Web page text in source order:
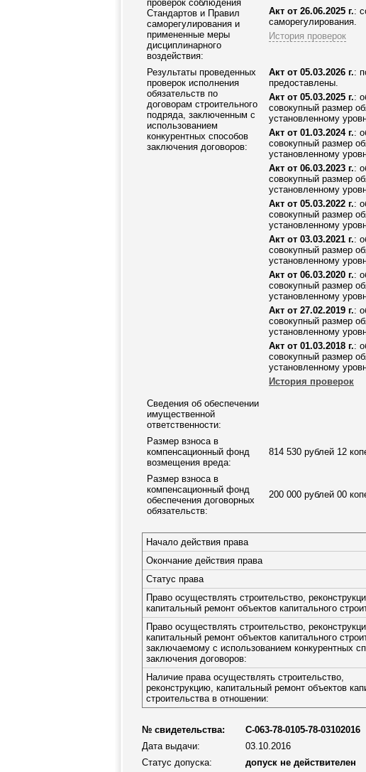
проверок соблюдения
Стандартов и Правил
саморегулирования и
примененные меры
дисциплинарного
воздействия:
Акт от 26.06.2025 г.:
саморегулирования.
История проверок
Результаты проведенных
проверок исполнения
обязательств по
договорам строительного
подряда, заключенным с
использованием
конкурентных способов
заключения договоров:
Акт от 05.03.2026 г.:
предоставлены.
Акт от 05.03.2025 г.:
совокупный размер
установленному
Акт от 01.03.2024 г.:
совокупный размер
установленному
Акт от 06.03.2023 г.:
совокупный размер
установленному
Акт от 05.03.2022 г.:
совокупный размер
установленному
Акт от 03.03.2021 г.:
совокупный размер
установленному
Акт от 06.03.2020 г.:
совокупный размер
установленному
Акт от 27.02.2019 г.:
совокупный размер
установленному
Акт от 01.03.2018 г.:
совокупный размер
установленному
История проверок
Сведения об обеспечении
имущественной
ответственности:
Размер взноса в
компенсационный фонд
возмещения вреда:
814 530 рублей 12
Размер взноса в
компенсационный фонд
обеспечения договорных
обязательств:
200 000 рублей 00
Начало действия права
Окончание действия права
Статус права
Право осуществлять строительство,
капитальный ремонт объектов капитального
Право осуществлять строительство,
капитальный ремонт объектов капитального
заключаемому с использованием конкурентных
заключения договоров:
Наличие права осуществлять строительство,
реконструкцию, капитальный ремонт объектов
строительства в отношении:
№ свидетельства:
С-063-78-0105-78-03102016
Дата выдачи:
03.10.2016
Статус допуска:
допуск не действителен